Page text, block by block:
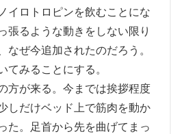
イロトロピンを飲むことにな
張るような動きをしない限り
なぜ今追加されたのだろう。
てみることにする。
方が来る。今までは挨拶程度
しだけベッド上で筋肉を動か
た。足首から先を曲げてまっ